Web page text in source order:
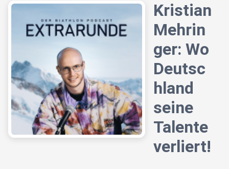
Kristian
Mehrin
ger: Wo
Deutsc
hland
seine
Talente
verliert!